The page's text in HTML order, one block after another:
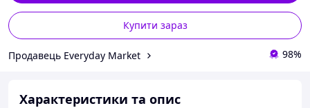
Купити зараз
Продавець Everyday Market 98%
Характеристики та опис